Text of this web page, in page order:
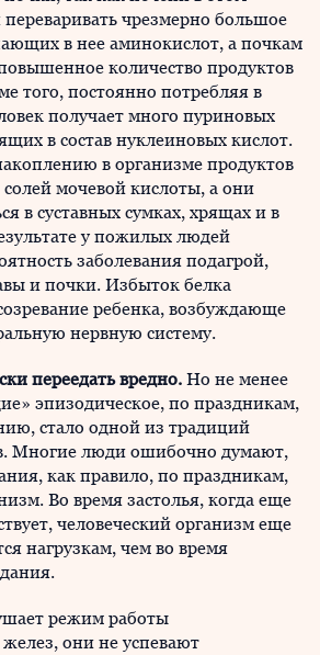
переваривать чрезмерно большое
в нее аминокислот, а почкам
количество продуктов
того, постоянно потребляя в
получает много пуриновых
в состав нуклеиновых кислот.
в организме продуктов
мочевой кислоты, а они
в суставных сумках, хрящах и в
у пожилых людей
заболевания подагрой,
и почки. Избыток белка
ребенка, возбуждающе
нервную систему.
переедать вредно. Но не менее
эпизодическое, по праздникам,
стало одной из традиций
Многие люди ошибочно думают,
как правило, по праздникам,
Во время застолья, когда еще
человеческий организм еще
нагрузкам, чем во время
режим работы
они не успевают